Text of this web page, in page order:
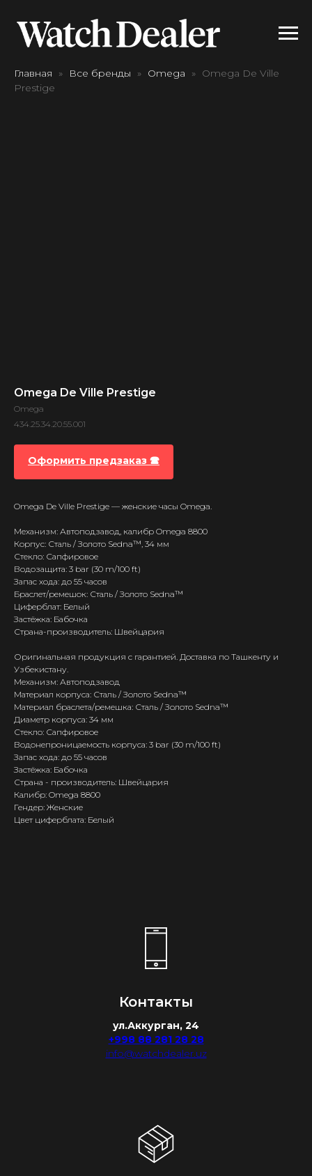
Главная Все бренды Omega
Omega De Ville
Prestige
Omega De Ville Prestige
Omega
434.25.34.20.55.001
Оформить предзаказ 🕿
Omega De Ville Prestige — женские часы Omega.
Механизм: Автоподзавод, калибр Omega 8800
Корпус: Сталь / Золото Sedna™, 34 мм
Стекло: Сапфировое
Водозащита: 3 bar (30 m/100 ft)
Запас хода: до 55 часов
Браслет/ремешок: Сталь / Золото Sedna™
Циферблат: Белый
Застёжка: Бабочка
Страна-производитель: Швейцария
Оригинальная продукция с гарантией. Доставка по Ташкенту и
Узбекистану.
Механизм: Автоподзавод
Материал корпуса: Сталь / Золото Sedna™
Материал браслета/ремешка: Сталь / Золото Sedna™
Диаметр корпуса: 34 мм
Стекло: Сапфировое
Водонепроницаемость корпуса: 3 bar (30 m/100 ft)
Запас хода: до 55 часов
Застёжка: Бабочка
Страна - производитель: Швейцария
Калибр: Omega 8800
Гендер: Женские
Цвет циферблата: Белый
Контакты
ул.Аккурган, 24
+998 88 281 28 28
info@watchdealer.uz